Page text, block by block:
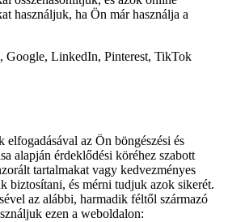
használjuk, ha Ön már használja a
Google, LinkedIn, Pinterest, TikTok
elfogadásával az Ön böngészési és
alapján érdeklődési köréhez szabott
tartalmakat vagy kedvezményes
biztosítani, és mérni tudjuk azok sikerét.
az alábbi, harmadik féltől származó
ezen a weboldalon: